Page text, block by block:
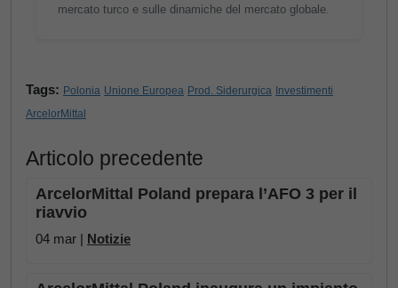
mercato turco e sulle dinamiche del mercato globale.
Tags: Polonia Unione Europea Prod. Siderurgica Investimenti
ArcelorMittal
Articolo precedente
ArcelorMittal Poland prepara l’AFO 3 per il
riavvio
04 mar | Notizie